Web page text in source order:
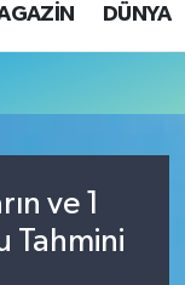
DÜNYA
ve 1
Tahmini